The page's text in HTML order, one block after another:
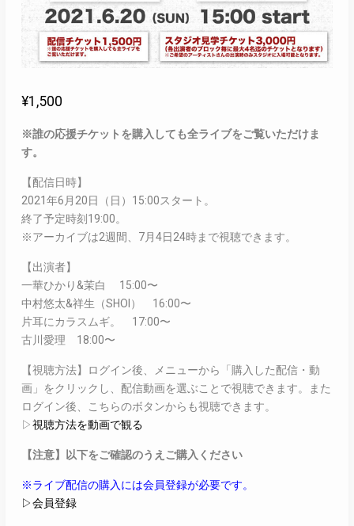
¥1,500
※誰の応援チケットを購入しても全ライブをご覧いただけま
す。
【配信日時】
2021年6月20日（日）15:00スタート。
終了予定時刻19:00。
※アーカイブは2週間、7月4日24時まで視聴できます。
【出演者】
一華ひかり&茉白 15:00〜
中村悠太&祥生（SHOI） 16:00〜
片耳にカラスムギ。 17:00〜
古川愛理 18:00〜
【視聴方法】ログイン後、メニューから「購入した配信・動
画」をクリックし、配信動画を選ぶことで視聴できます。また
ログイン後、こちらのボタンからも視聴できます。
▷視聴方法を動画で観る
【注意】以下をご確認のうえご購入ください
※ライブ配信の購入には会員登録が必要です。
▷会員登録